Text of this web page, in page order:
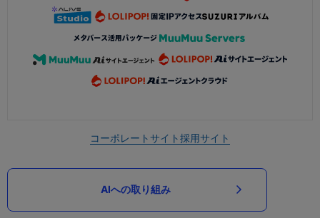
コーポレートサイト採用サイト
AIへの取り組み